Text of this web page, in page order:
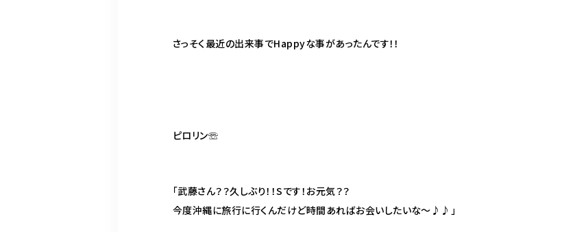
さっそく最近の出来事でHappyな事があったんです！！
ピロリン☏
「武藤さん？？久しぶり！！Sです！お元気？？
今度沖縄に旅行に行くんだけど時間あればお会いしたいな〜♪♪」